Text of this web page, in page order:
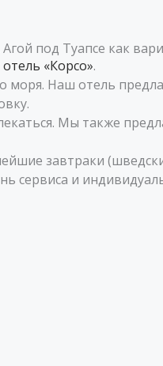
под Туапсе как
отель «Корсо».
моря. Наш отель
Мы также
завтраки
сервиса и